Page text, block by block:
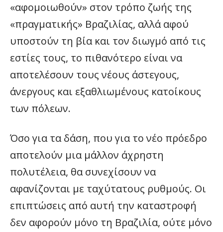
«αφομοιωθούν» στον τρόπο ζωής της
«πραγματικής» Βραζιλίας, αλλά αφού
υποστούν τη βία και τον διωγμό από τις
εστίες τους, το πιθανότερο είναι να
αποτελέσουν τους νέους άστεγους,
άνεργους και εξαθλιωμένους κατοίκους
των πόλεων.
Όσο για τα δάση, που για το νέο πρόεδρο
αποτελούν μια μάλλον άχρηστη
πολυτέλεια, θα συνεχίσουν να
αφανίζονται με ταχύτατους ρυθμούς. Οι
επιπτώσεις από αυτή την καταστροφή
δεν αφορούν μόνο τη Βραζιλία, ούτε μόνο